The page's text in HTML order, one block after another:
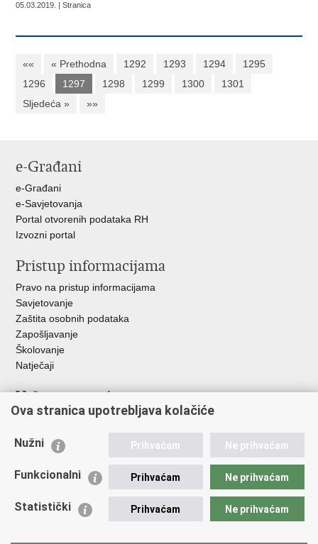
05.03.2019. | Stranica
«« « Prethodna 1292 1293 1294
1295
1296
1297 1298 1299 1300
1301
Sljedeća »
»»
e-Građani
e-Građani
e-Savjetovanja
Portal otvorenih podataka RH
Izvozni portal
Pristup informacijama
Pravo na pristup informacijama
Savjetovanje
Zaštita osobnih podataka
Zapošljavanje
Školovanje
Natječaji
Važne poveznice
Ministarstvo unutarnjih poslova
Udruge
Policijska akademija
Zaklada policijske solidarnosti
Ova stranica upotrebljava kolačiće
Nužni Prihvaćam Ne prihvaćam
Funkcionalni Prihvaćam Ne prihvaćam
Statistički Prihvaćam Ne prihvaćam